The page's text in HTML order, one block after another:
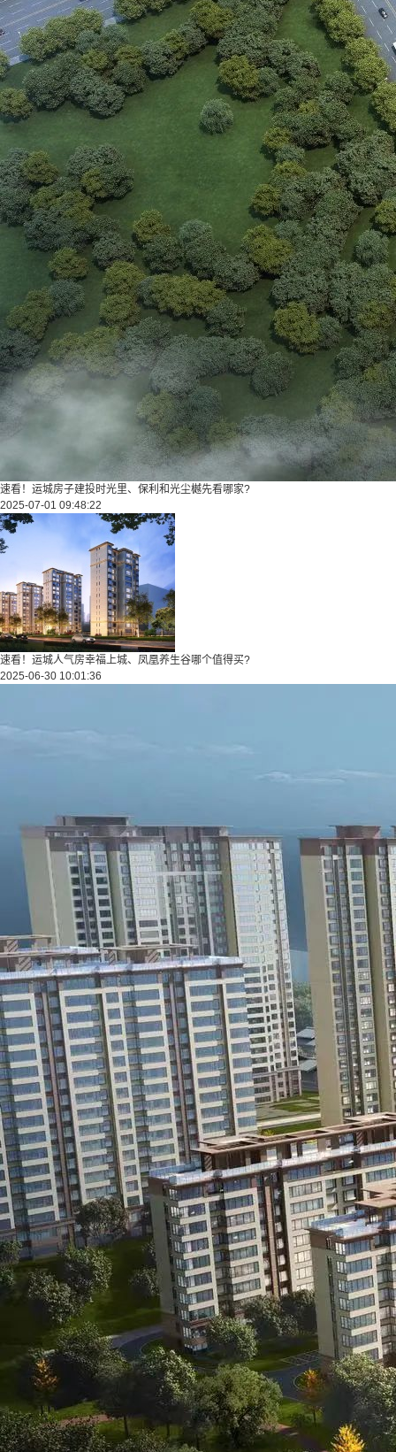
速看！运城房子建投时光里、保利和光尘樾先看哪家?
2025-07-01 09:48:22
速看！运城人气房幸福上城、凤凰养生谷哪个值得买?
2025-06-30 10:01:36